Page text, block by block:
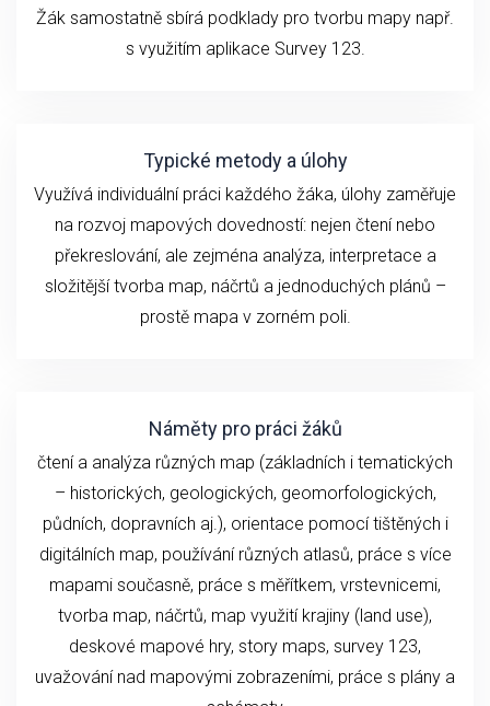
Žák samostatně sbírá podklady pro tvorbu mapy např.
s využitím aplikace Survey 123.
Typické metody a úlohy
Využívá individuální práci každého žáka, úlohy zaměřuje
na rozvoj mapových dovedností: nejen čtení nebo
překreslování, ale zejména analýza, interpretace a
složitější tvorba map, náčrtů a jednoduchých plánů –
prostě mapa v zorném poli.
Náměty pro práci žáků
čtení a analýza různých map (základních i tematických
– historických, geologických, geomorfologických,
půdních, dopravních aj.), orientace pomocí tištěných i
digitálních map, používání různých atlasů, práce s více
mapami současně, práce s měřítkem, vrstevnicemi,
tvorba map, náčrtů, map využití krajiny (land use),
deskové mapové hry, story maps, survey 123,
uvažování nad mapovými zobrazeními, práce s plány a